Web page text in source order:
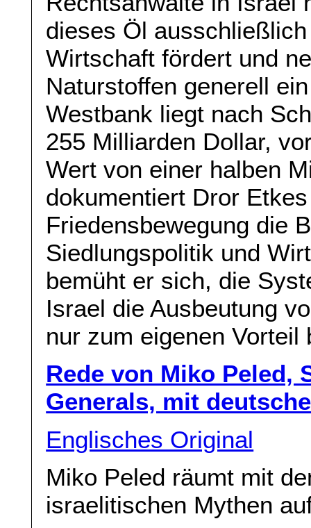
dieses Öl
Wirtschaft fördert und
Naturstoffen generell
Westbank liegt nach
255 Milliarden Dollar,
Wert von einer halben
dokumentiert Dror
Friedensbewegung die
Siedlungspolitik und
bemüht er sich, die
Israel die Ausbeutung
nur zum eigenen
Rede von Miko Peled,
Generals, mit
Englisches Original
Miko Peled räumt mit
israelitischen Mythen